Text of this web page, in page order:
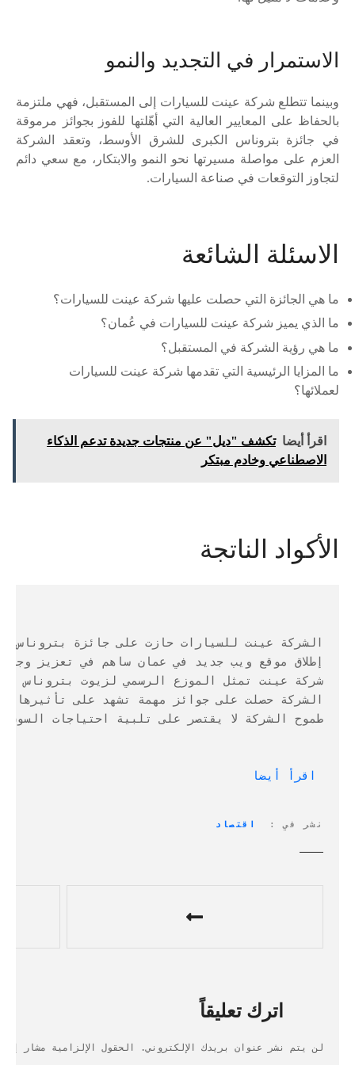
الاستمرار في التجديد والنمو
وبينما تتطلع شركة عينت للسيارات إلى المستقبل، فهي ملتزمة
بالحفاظ على المعايير العالية التي أهّلتها للفوز بجوائز مرموقة
في جائزة بتروناس الكبرى للشرق الأوسط، وتعقد الشركة
العزم على مواصلة مسيرتها نحو النمو والابتكار، مع سعي دائم
لتجاوز التوقعات في صناعة السيارات.
الاسئلة الشائعة
ما هي الجائزة التي حصلت عليها شركة عينت للسيارات؟
ما الذي يميز شركة عينت للسيارات في عُمان؟
ما هي رؤية الشركة في المستقبل؟
ما المزايا الرئيسية التي تقدمها شركة عينت للسيارات
لعملائها؟
اقرأ أيضا تكشف "ديل" عن منتجات جديدة تدعم الذكاء
الاصطناعي وخادم مبتكر
الأكواد الناتجة
الشركة عينت للسيارات حازت على جائزة بتروناس
إطلاق موقع ويب جديد في عمان ساهم في تعزيز
شركة عينت تمثل الموزع الرسمي لزيوت بتروناس
الشركة حصلت على جوائز مهمة تشهد على تأثيرها
طموح الشركة لا يقتصر على تلبية احتياجات
اقرأ أيضا
نشر في اقتصاد
اترك تعليقاً
لن يتم نشر عنوان بريدك الإلكتروني. الحقول الإلزامية مشار